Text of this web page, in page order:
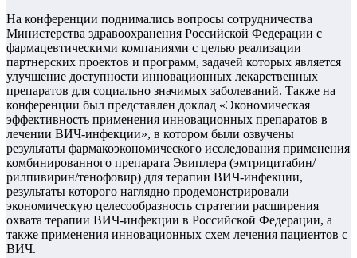
На конференции поднимались вопросы сотрудничества
Министерства здравоохранения Российской Федерации с
фармацевтическими компаниями с целью реализации
партнерских проектов и программ, задачей которых является
улучшение доступности инновационных лекарственных
препаратов для социально значимых заболеваний. Также на
конференции был представлен доклад «Экономическая
эффективность применения инновационных препаратов в
лечении ВИЧ-инфекции», в котором были озвучены
результаты фармакоэкономического исследования применения
комбинированного препарата Эвиплера (эмтрицитабин/
рилпивирин/тенофовир) для терапии ВИЧ-инфекции,
результаты которого наглядно продемонстрировали
экономическую целесообразность стратегии расширения
охвата терапии ВИЧ-инфекции в Российской Федерации, а
также применения инновационных схем лечения пациентов с
ВИЧ.